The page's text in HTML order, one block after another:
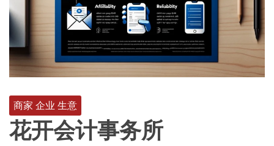
商家 企业 生意
花开会计事务所